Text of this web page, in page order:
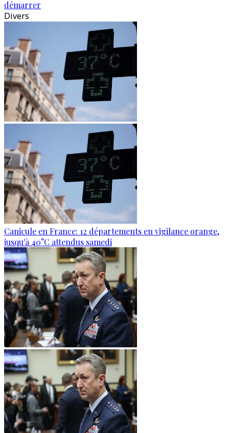
démarrer
Divers
Canicule en France: 12 départements en vigilance orange,
jusqu'à 40°C attendus samedi